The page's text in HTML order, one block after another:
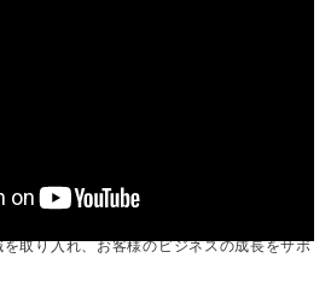
ショナルの皆様をバックアップし、より安全
します。アフマ業界全体の発展を見据え、
取り入れ、お客様のビジネスの成長をサポ